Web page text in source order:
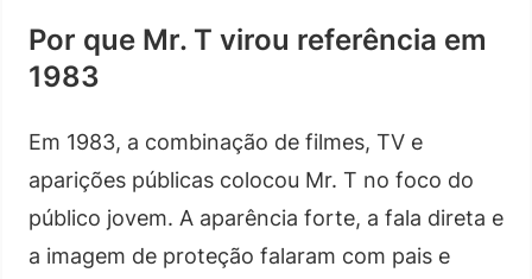
Por que Mr. T virou referência em
1983
Em 1983, a combinação de filmes, TV e
aparições públicas colocou Mr. T no foco do
público jovem. A aparência forte, a fala direta e
a imagem de proteção falaram com pais e